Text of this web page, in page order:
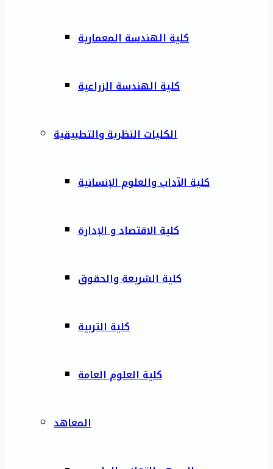
كلية الهندسة المعمارية
كلية الهندسة الزراعية
الكليات النظرية والتطبيقية
كلية الآداب والعلوم الإنسانية
كلية الاقتصاد و الإدارة
كلية الشريعة والحقوق
كلية التربية
كلية العلوم العامة
المعاهد